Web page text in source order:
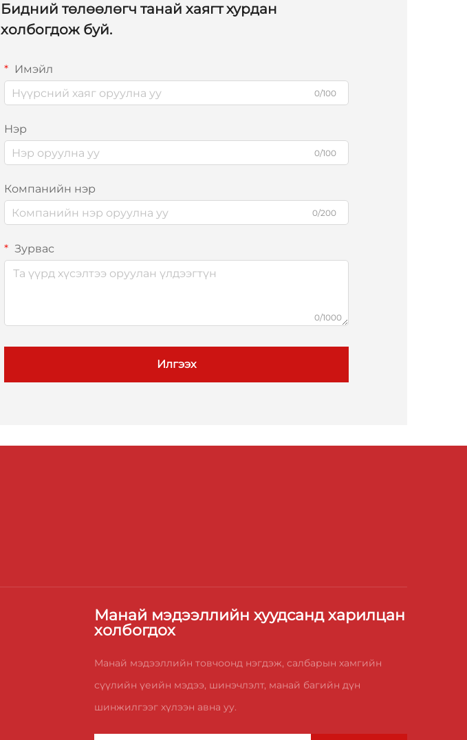
Бидний төлөөлөгч танай хаягт хурдан
холбогдож буй.
Имэйл
0/100
Нэр
0/100
Компанийн нэр
0/200
Зурвас
0/1000
Илгээх
Манай мэдээллийн хуудсанд харилцан
холбогдох
Манай мэдээллийн товчоонд нэгдэж, салбарын хамгийн
сүүлийн үеийн мэдээ, шинэчлэлт, манай багийн дүн
шинжилгээг хүлээн авна уу.